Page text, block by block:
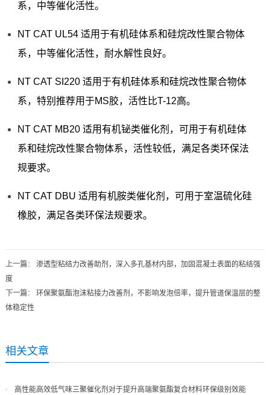
系，中等催化活性。
NT CAT UL54 适用于有机硅体系和硅烷改性聚合物体
系，中等催化活性，耐水解性良好。
NT CAT SI220 适用于有机硅体系和硅烷改性聚合物体
系，特别推荐用于MS胶，活性比T-12高。
NT CAT MB20 适用有机铋类催化剂，可用于有机硅体
系和硅烷改性聚合物体系，活性较低，满足各类环保法
规要求。
NT CAT DBU 适用有机胺类催化剂，可用于室温硫化硅
橡胶，满足各类环保法规要求。
上一篇： 渗透型粘结力改善助剂，深入多孔基材内部，加固混凝土表面的粘结强
度
下一篇： 环保聚氨酯泡沫粘接力改善剂，不影响发泡倍率，提升管道保温层的整
体稳定性
相关文章
高性能高效低气味三聚催化剂对于提升高端聚氨酯复合材料环保级别效能